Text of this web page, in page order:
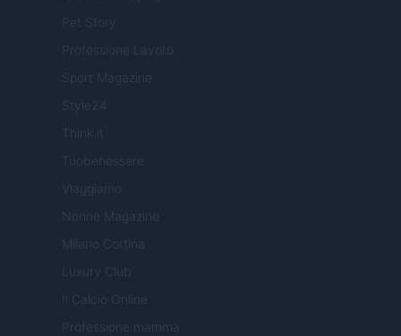
Pet Story
Professione Lavoro
Sport Magazine
Style24
Think.it
Tuobenessere
Viaggiamo
Nonne Magazine
Milano Cortina
Luxury Club
Il Calcio Online
Professione mamma